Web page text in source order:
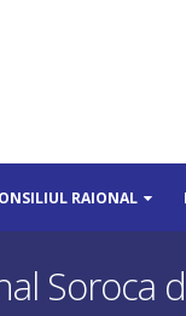
RAIONAL
Soroca